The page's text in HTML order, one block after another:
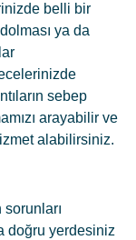
belli bir
ya da
sebep
arayabilir ve
alabilirsiniz.
doğru yerdesiniz